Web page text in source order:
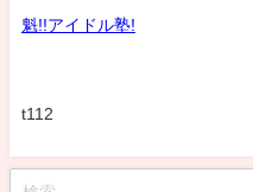
魁!!アイドル塾!
t112